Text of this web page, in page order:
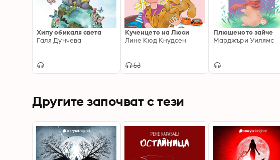
Хипу обикаля света
Галя Дунчева
Кученцето на Люси
Лине Кюд Кнудсен
Плюшеното зайче
Марджъри Уилямс
Другите започват с тези